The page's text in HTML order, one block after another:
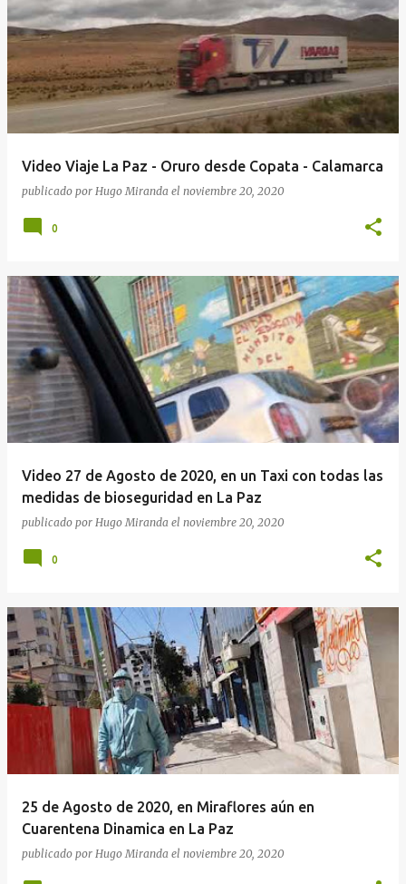
Video Viaje La Paz - Oruro desde Copata - Calamarca
publicado por Hugo Miranda el noviembre 20, 2020
0
Video 27 de Agosto de 2020, en un Taxi con todas las
medidas de bioseguridad en La Paz
publicado por Hugo Miranda el noviembre 20, 2020
0
25 de Agosto de 2020, en Miraflores aún en
Cuarentena Dinamica en La Paz
publicado por Hugo Miranda el noviembre 20, 2020